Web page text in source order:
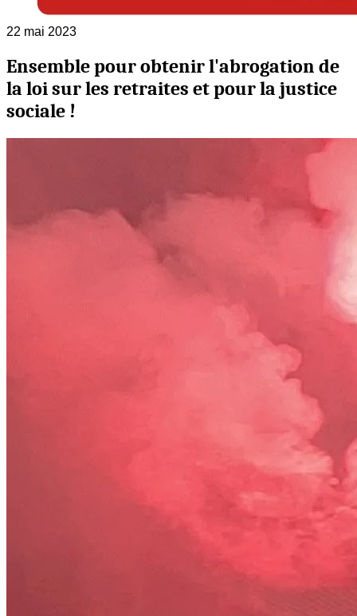
22 mai 2023
Ensemble pour obtenir l'abrogation de
la loi sur les retraites et pour la justice
sociale !